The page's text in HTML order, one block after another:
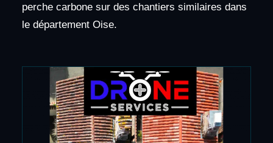
perche carbone sur des chantiers similaires dans
le département Oise.